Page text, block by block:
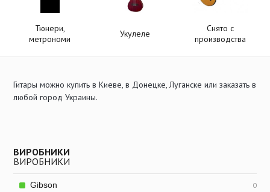
Тюнери,
метрономи
Укулеле
Снято с
производства
Гитары можно купить в Киеве, в Донецке, Луганске или заказать в
любой город Украины.
ВИРОБНИКИ
ВИРОБНИКИ
Gibson 0